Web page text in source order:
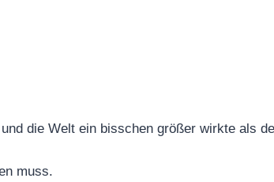
die Welt ein bisschen größer wirkte als
muss.